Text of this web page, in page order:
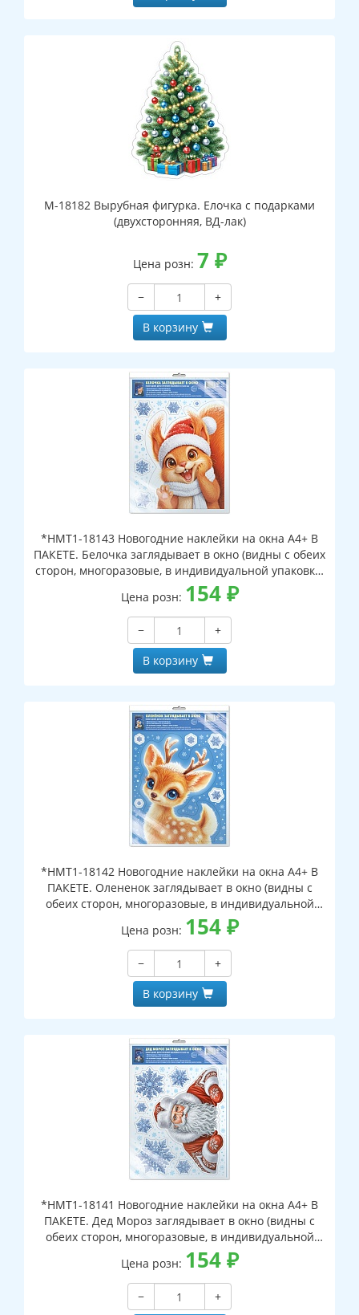
М-18182 Вырубная фигурка. Елочка с подарками
(двухсторонняя, ВД-лак)
Цена розн: 7 ₽
−
+
В корзину
*НМТ1-18143 Новогодние наклейки на окна А4+ В
ПАКЕТЕ. Белочка заглядывает в окно (видны с обеих
сторон, многоразовые, в индивидуальной упаковке,
с европодвесом и клеевым клапаном)
Цена розн: 154₽
−
+
В корзину
*НМТ1-18142 Новогодние наклейки на окна А4+ В
ПАКЕТЕ. Олененок заглядывает в окно (видны с
обеих сторон, многоразовые, в индивидуальной
упаковке, с европодвесом и клеевым клапаном)
Цена розн: 154₽
−
+
В корзину
*НМТ1-18141 Новогодние наклейки на окна А4+ В
ПАКЕТЕ. Дед Мороз заглядывает в окно (видны с
обеих сторон, многоразовые, в индивидуальной
упаковке, с европодвесом и клеевым клапаном)
Цена розн: 154₽
−
+